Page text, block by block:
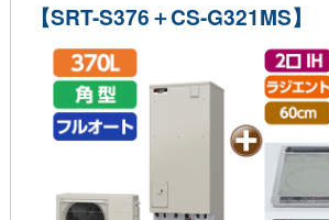
【SRT-S376＋CS-G321MS】